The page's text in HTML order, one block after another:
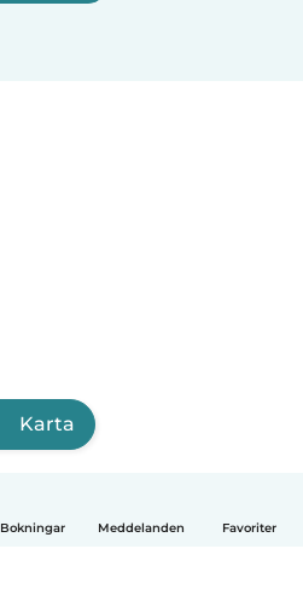
Bokningar Meddelanden Favoriter
Karta